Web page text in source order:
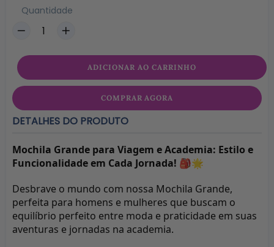
Quantidade
ADICIONAR AO CARRINHO
COMPRAR AGORA
DETALHES DO PRODUTO
Mochila Grande para Viagem e Academia: Estilo e
Funcionalidade em Cada Jornada! 🎒🌟
Desbrave o mundo com nossa Mochila Grande,
perfeita para homens e mulheres que buscam o
equilíbrio perfeito entre moda e praticidade em suas
aventuras e jornadas na academia.